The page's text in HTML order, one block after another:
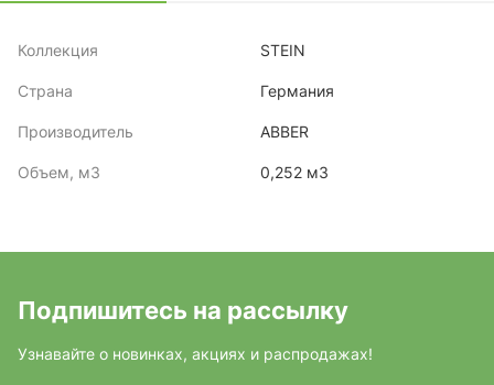
Коллекция STEIN
Страна Германия
Производитель ABBER
Объем, м3 0,252 м3
Подпишитесь на рассылку
Узнавайте о новинках, акциях и распродажах!